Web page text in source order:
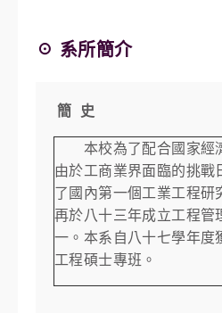
☉ 系所簡介
簡 史
本校為了配合國家經濟
由於工商業界面臨的挑
了國內第一個工業工程
再於八十三年成立工程管
一。本系自八十七學年度
工程碩士專班。